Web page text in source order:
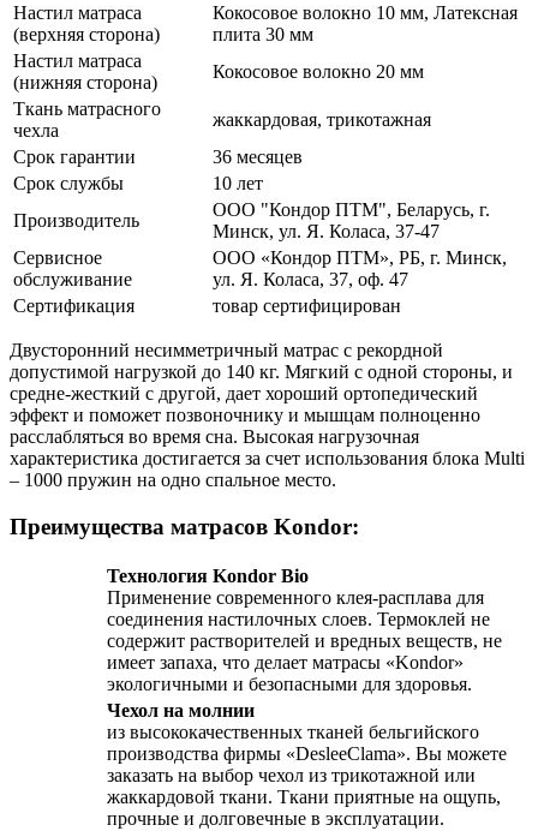
Настил матраса
(верхняя сторона)
Кокосовое волокно 10 мм, Латексная
плита 30 мм
Настил матраса
(нижняя сторона)
Кокосовое волокно 20 мм
Ткань матрасного
чехла
жаккардовая, трикотажная
Срок гарантии
36 месяцев
Срок службы
10 лет
Производитель
ООО "Кондор ПТМ", Беларусь, г.
Минск, ул. Я. Коласа, 37-47
Сервисное
обслуживание
ООО «Кондор ПТМ», РБ, г. Минск,
ул. Я. Коласа, 37, оф. 47
Сертификация
товар сертифицирован
Двусторонний несимметричный матрас с рекордной
допустимой нагрузкой до 140 кг. Мягкий с одной стороны, и
средне-жесткий с другой, дает хороший ортопедический
эффект и поможет позвоночнику и мышцам полноценно
расслабляться во время сна. Высокая нагрузочная
характеристика достигается за счет использования блока Multi
– 1000 пружин на одно спальное место.
Преимущества матрасов Kondor:
Технология Kondor Bio
Применение современного клея-расплава для
соединения настилочных слоев. Термоклей не
содержит растворителей и вредных веществ, не
имеет запаха, что делает матрасы «Kondor»
экологичными и безопасными для здоровья.
Чехол на молнии
из высококачественных тканей бельгийского
производства фирмы «DesleeClama». Вы можете
заказать на выбор чехол из трикотажной или
жаккардовой ткани. Ткани приятные на ощупь,
прочные и долговечные в эксплуатации.